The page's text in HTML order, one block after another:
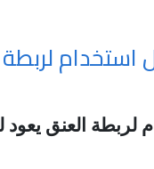
لربطة العنق يعود